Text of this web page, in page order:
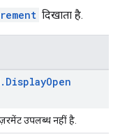
दिखाता है.
. DisplayOpen
उपलब्ध नहीं है.